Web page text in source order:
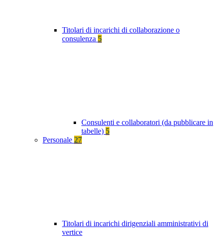
Titolari di incarichi di collaborazione o
consulenza 5
Consulenti e collaboratori (da pubblicare in
tabelle) 5
Personale 27
Titolari di incarichi dirigenziali amministrativi di
vertice